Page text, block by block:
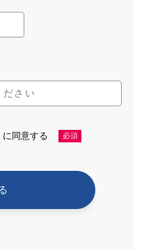
に同意する 必須